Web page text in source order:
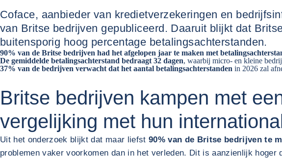
Coface, aanbieder van kredietverzekeringen en
van Britse bedrijven gepubliceerd. Daaruit blijkt dat
buitensporig hoog percentage betalingsachterstanden.
90% van de Britse bedrijven had het afgelopen jaar te maken met
De gemiddelde betalingsachterstand bedraagt 32 dagen, waarbij micro- en kleine
37% van de bedrijven verwacht dat het aantal betalingsachterstanden in 2026 zal
Britse bedrijven kampen met
vergelijking met hun
Uit het onderzoek blijkt dat maar liefst 90% van de Britse bedrijven te
problemen vaker voorkomen dan in het verleden. Dit is aanzienlijk hoger